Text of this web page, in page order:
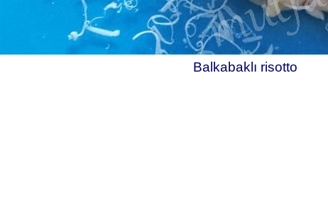
Balkabaklı risotto